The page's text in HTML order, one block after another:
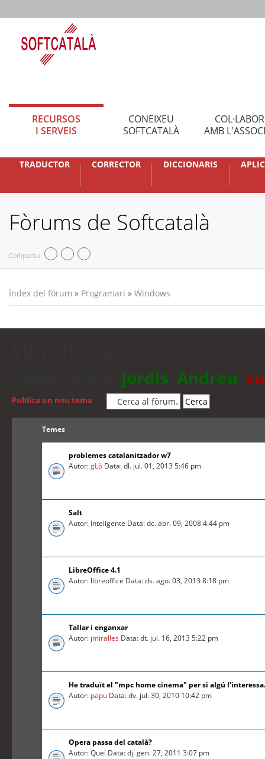
RECURSOS
I SERVEIS
CONEIXEU
SOFTCATALÀ
AMB
TRADUCTOR CORRECTOR DICCIONARIS
Fòrums de Softcatalà
Compartiu
Índex del fòrum » Programari » Windows
jordis Andreu
Publica un nou tema
Temes
problemes catalanitzador w7
Autor:gLò Data: dl. jul. 01, 2013 5:46 pm
Salt
Autor: Inteligente Data: dc. abr. 09, 2008 4:44 pm
LibreOffice 4.1
Autor: libreoffice Data: ds. ago. 03, 2013 8:18 pm
Tallar i enganxar
Autor: jmiralles Data: dt. jul. 16, 2013 5:22 pm
He traduït el "mpc home cinema" per si algú
Autor: papu Data: dv. jul. 30, 2010 10:42 pm
Opera passa del català?
Autor: Quel Data: dj. gen. 27, 2011 3:07 pm